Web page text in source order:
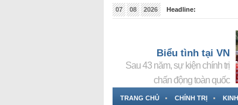
07 08 2026
Headline:
Biểu tình tại VN
Sau 43 năm, sự kiện chính trị
chấn động toàn quốc
TRANG CHỦ CHÍNH TRỊ